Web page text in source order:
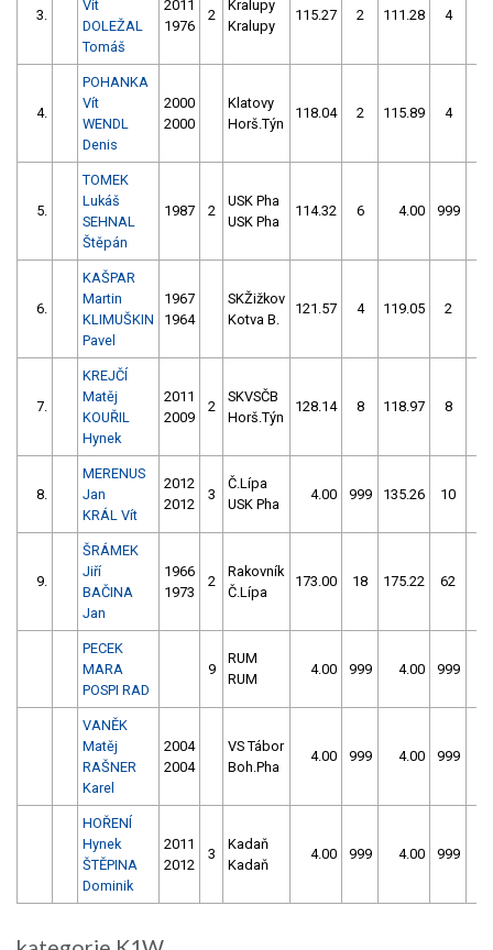
3.
Vít
DOLEŽAL
Tomáš
2011
1976
2
Kralupy
Kralupy
115.27 2 111.28 4
4.
POHANKA
Vít
WENDL
Denis
2000
2000
Klatovy
Horš.Týn
118.04 2 115.89 4
5.
TOMEK
Lukáš
SEHNAL
Štěpán
1987 2
USK Pha
USK Pha
114.32 6 4.00 999
6.
KAŠPAR
Martin
KLIMUŠKIN
Pavel
1967
1964
SKŽižkov
Kotva B.
121.57 4 119.05 2
7.
KREJČÍ
Matěj
KOUŘIL
Hynek
2011
2009
2
SKVSČB
Horš.Týn
128.14 8 118.97 8
8.
MERENUS
Jan
KRÁL Vít
2012
2012
3
Č.Lípa
USK Pha
4.00 999 135.26 10
9.
ŠRÁMEK
Jiří
BAČINA
Jan
1966
1973
2
Rakovník
Č.Lípa
173.00 18 175.22 62
PECEK
MARA
POSPI RAD
9
RUM
RUM
4.00 999 4.00 999
VANĚK
Matěj
RAŠNER
Karel
2004
2004
VS Tábor
Boh.Pha
4.00 999 4.00 999
HOŘENÍ
Hynek
ŠTĚPINA
Dominik
2011
2012
3
Kadaň
Kadaň
4.00 999 4.00 999